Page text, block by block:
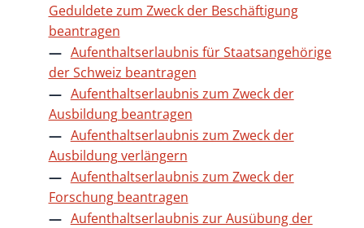
Geduldete zum Zweck der Beschäftigung
beantragen
Aufenthaltserlaubnis für Staatsangehörige
der Schweiz beantragen
Aufenthaltserlaubnis zum Zweck der
Ausbildung beantragen
Aufenthaltserlaubnis zum Zweck der
Ausbildung verlängern
Aufenthaltserlaubnis zum Zweck der
Forschung beantragen
Aufenthaltserlaubnis zur Ausübung der